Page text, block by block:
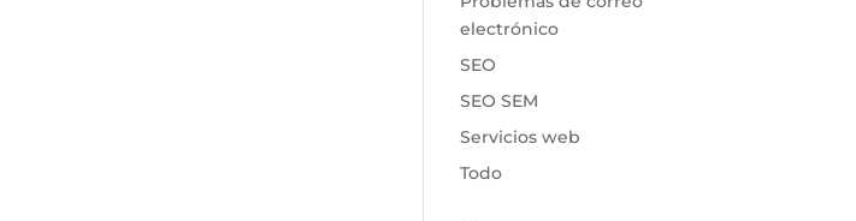
electrónico
SEO
SEO SEM
Servicios web
Todo